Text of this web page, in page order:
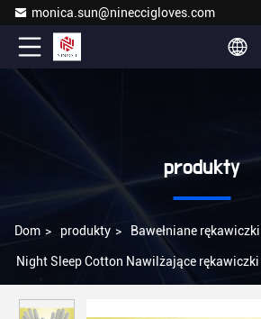
monica.sun@nineccigloves.com
produkty
Dom > produkty > Bawełniane
Night Sleep Cotton Nawilżające